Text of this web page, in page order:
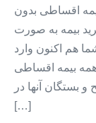
بیمه
ثالث
از
دم
قسط
در
رباط
کریم
اقساطی بدون
بیمه به صورت
هم اکنون وارد
بیمه اقساطی
و بستگان آنها در
[…]